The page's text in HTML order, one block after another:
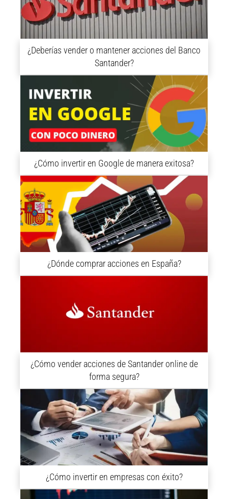
¿Deberías vender o mantener acciones del Banco
Santander?
¿Cómo invertir en Google de manera exitosa?
¿Dónde comprar acciones en España?
¿Cómo vender acciones de Santander online de
forma segura?
¿Cómo invertir en empresas con éxito?